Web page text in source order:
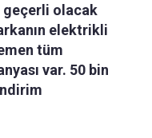
geçerli olacak
elektrikli
tüm
var. 50 bin